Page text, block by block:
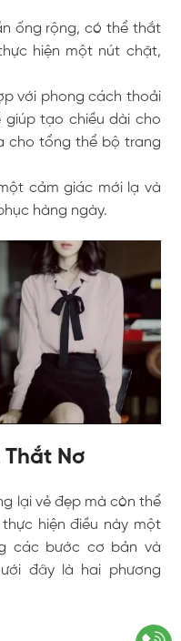
ống rộng, có thể thắt
hiện một nút chặt,
với phong cách thoải
giúp tạo chiều dài cho
cho tổng thể bộ trang
cảm giác mới lạ và
hàng ngày.
Nơ
lại vẻ đẹp mà còn thể
hiện điều này một
các bước cơ bản và
đây là hai phương